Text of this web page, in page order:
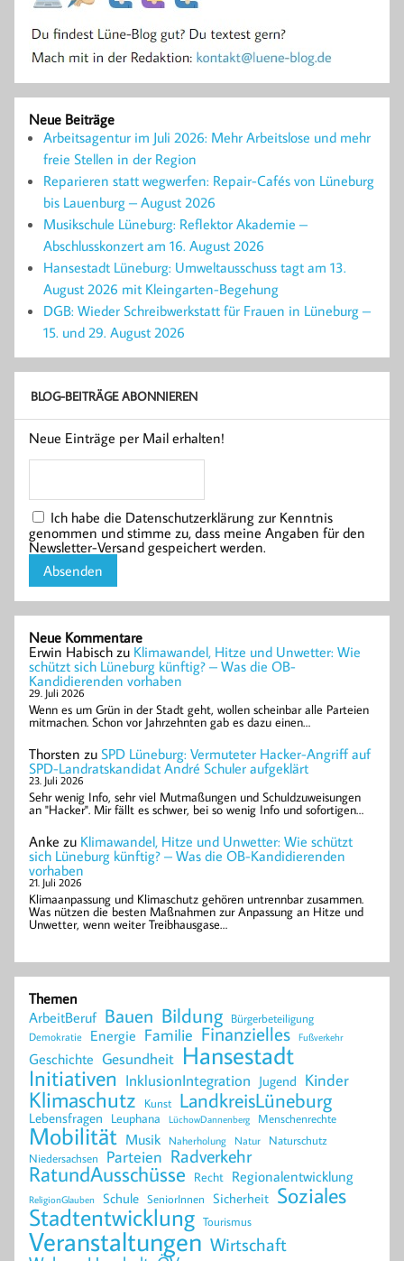
Neue Beiträge
Arbeitsagentur im Juli 2026: Mehr Arbeitslose und mehr
freie Stellen in der Region
Reparieren statt wegwerfen: Repair-Cafés von Lüneburg
bis Lauenburg – August 2026
Musikschule Lüneburg: Reflektor Akademie –
Abschlusskonzert am 16. August 2026
Hansestadt Lüneburg: Umweltausschuss tagt am 13.
August 2026 mit Kleingarten-Begehung
DGB: Wieder Schreibwerkstatt für Frauen in Lüneburg –
15. und 29. August 2026
BLOG-BEITRÄGE ABONNIEREN
Neue Einträge per Mail erhalten!
Ich habe die Datenschutzerklärung zur Kenntnis
genommen und stimme zu, dass meine Angaben für den
Newsletter-Versand gespeichert werden.
Neue Kommentare
Erwin Habisch zu Klimawandel, Hitze und Unwetter: Wie
schützt sich Lüneburg künftig? – Was die OB-
Kandidierenden vorhaben
29. Juli 2026
Wenn es um Grün in der Stadt geht, wollen scheinbar alle Parteien
mitmachen. Schon vor Jahrzehnten gab es dazu einen…
Thorsten zu SPD Lüneburg: Vermuteter Hacker-Angriff auf
SPD-Landratskandidat André Schuler aufgeklärt
23. Juli 2026
Sehr wenig Info, sehr viel Mutmaßungen und Schuldzuweisungen
an "Hacker". Mir fällt es schwer, bei so wenig Info und sofortigen…
Anke zu Klimawandel, Hitze und Unwetter: Wie schützt
sich Lüneburg künftig? – Was die OB-Kandidierenden
vorhaben
21. Juli 2026
Klimaanpassung und Klimaschutz gehören untrennbar zusammen.
Was nützen die besten Maßnahmen zur Anpassung an Hitze und
Unwetter, wenn weiter Treibhausgase…
Themen
ArbeitBeruf Bauen Bildung Bürgerbeteiligung
Demokratie Energie Familie Finanzielles Fußverkehr
Geschichte Gesundheit Hansestadt
Initiativen InklusionIntegration Jugend Kinder
Klimaschutz Kunst LandkreisLüneburg
Lebensfragen Leuphana LüchowDannenberg Menschenrechte
Mobilität Musik Naherholung Natur Naturschutz
Niedersachsen Parteien Radverkehr
RatundAusschüsse Recht Regionalentwicklung
ReligionGlauben Schule SeniorInnen Sicherheit Soziales
Stadtentwicklung Tourismus
Veranstaltungen Wirtschaft